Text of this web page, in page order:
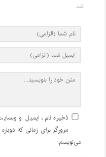
شد.
ذخیره نام، ایمیل و
مرورگر برای زمانی که
می‌نویسم.